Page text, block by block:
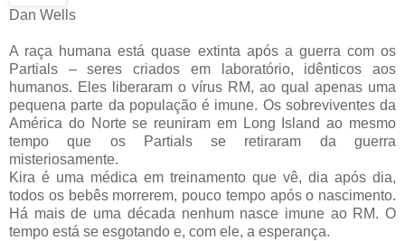
Dan Wells
A raça humana está quase extinta após a guerra com os
Partials – seres criados em laboratório, idênticos aos
humanos. Eles liberaram o vírus RM, ao qual apenas uma
pequena parte da população é imune. Os sobreviventes da
América do Norte se reuniram em Long Island ao mesmo
tempo que os Partials se retiraram da guerra
misteriosamente.
Kira é uma médica em treinamento que vê, dia após dia,
todos os bebês morrerem, pouco tempo após o nascimento.
Há mais de uma década nenhum nasce imune ao RM. O
tempo está se esgotando e, com ele, a esperança.